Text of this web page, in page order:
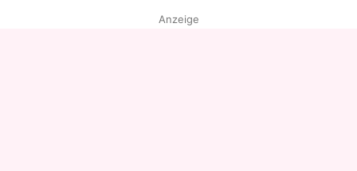
Anzeige